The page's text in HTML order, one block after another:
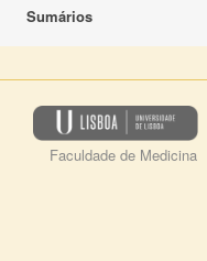
Sumários
Faculdade de Medicina